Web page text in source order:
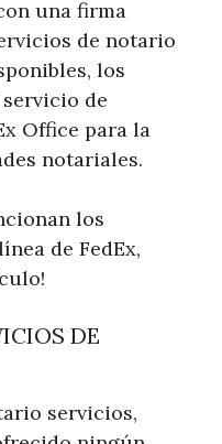
una firma
de notario
los
de
Office para la
notariales.
los
de FedEx,
DE
servicios,